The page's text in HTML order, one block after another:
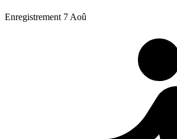
Enregistrement 7 Aoû